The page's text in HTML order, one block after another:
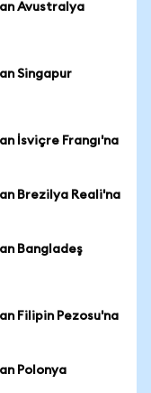
Avustralya
Singapur
İsviçre Frangı'na
Brezilya Reali'na
Bangladeş
Filipin Pezosu'na
Polonya